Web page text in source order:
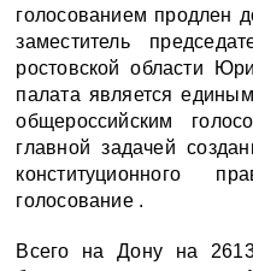
голосованием продлен
заместитель
ростовской области
палата является
общероссийским
главной задачей
конституционного
голосование .
Всего на Дону на 2613